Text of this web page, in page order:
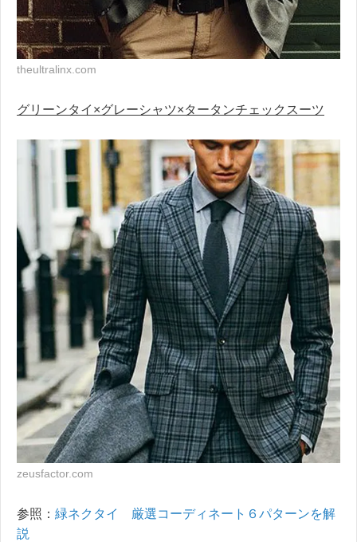
theultralinx.com
グリーンタイ×グレーシャツ×タータンチェックスーツ
zeusfactor.com
参照： 緑ネクタイ 厳選コーディネート６パターンを解
説